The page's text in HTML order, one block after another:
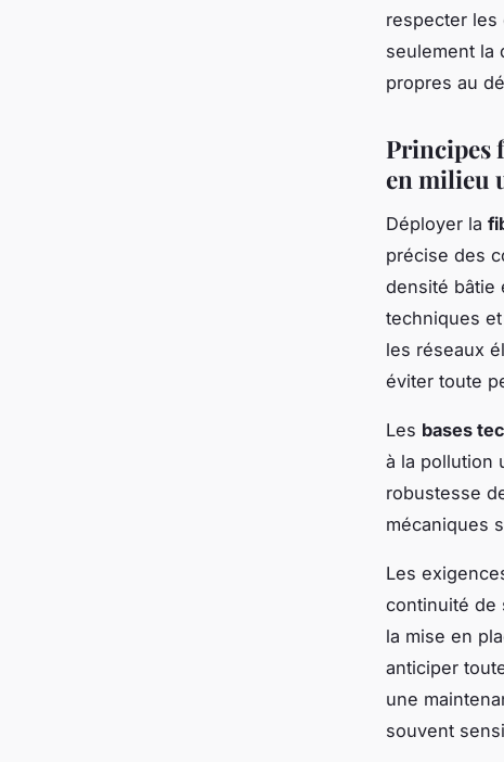
respecter les
seulement la
propres au
Principes
en milieu
Déployer la
précise des
densité bâtie
techniques
les réseaux
éviter toute
Les bases
à la pollution
robustesse
mécaniques
Les
continuité de
la mise en
anticiper
une
souvent